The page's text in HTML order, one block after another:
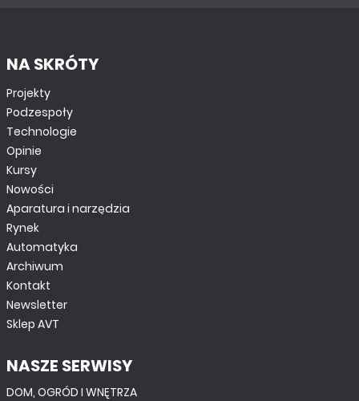
NA SKRÓTY
Projekty
Podzespoły
Technologie
Opinie
Kursy
Nowości
Aparatura i narzędzia
Rynek
Automatyka
Archiwum
Kontakt
Newsletter
Sklep AVT
NASZE SERWISY
DOM, OGRÓD I WNĘTRZA